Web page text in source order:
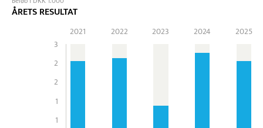
ÅRETS RESULTAT
3
2
2
1
1
2021 2022 2023 2024 2025